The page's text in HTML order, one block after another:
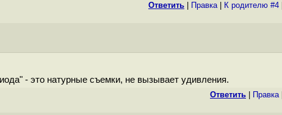
Ответить Правка| К родителю #4
- это натурные съемки, не вызывает удивления.
Ответить Правка|